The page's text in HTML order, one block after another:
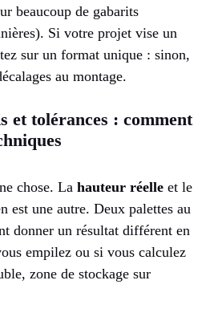
beaucoup de gabarits
Si votre projet vise un
sur un format unique : sinon,
au montage.
et tolérances : comment
chose. La hauteur réelle et le
est une autre. Deux palettes au
donner un résultat différent en
empilez ou si vous calculez
zone de stockage sur